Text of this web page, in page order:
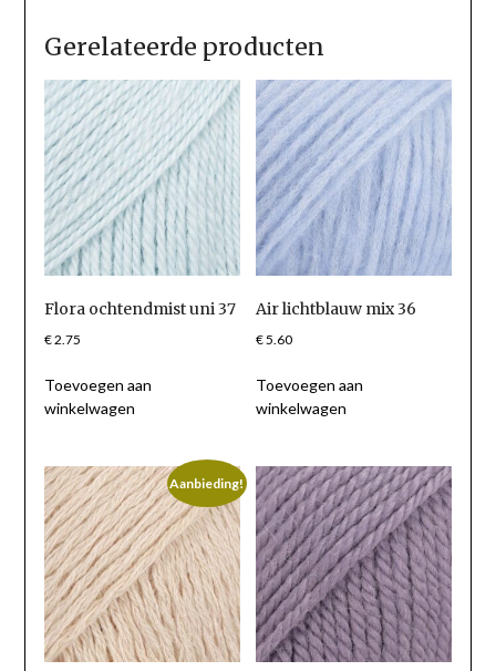
Gerelateerde producten
Flora ochtendmist uni 37
€2.75
Toevoegen aan
winkelwagen
Air lichtblauw mix 36
€5.60
Toevoegen aan
winkelwagen
Aanbieding!